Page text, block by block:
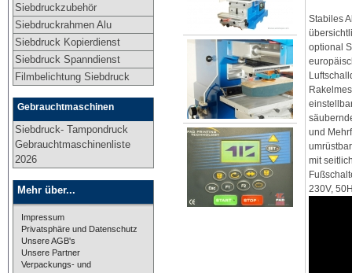
Siebdruckzubehör
Siebdruckrahmen Alu
Siebdruck Kopierdienst
Siebdruck Spanndienst
Filmbelichtung Siebdruck
Gebrauchtmaschinen
Siebdruck- Tampondruck
Gebrauchtmaschinenliste
2026
Mehr über...
Impressum
Privatsphäre und Datenschutz
Unsere AGB's
Unsere Partner
Verpackungs- und
Stabiles
optional
und
mit
230V,